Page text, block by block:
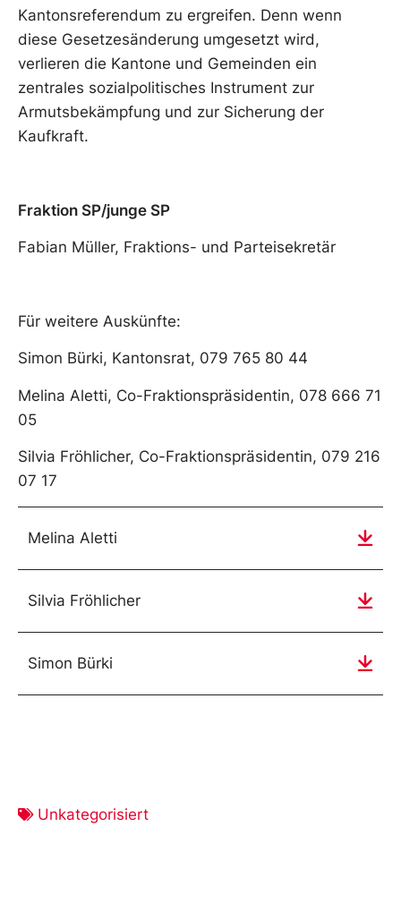
Kantonsreferendum zu ergreifen. Denn wenn
diese Gesetzesänderung umgesetzt wird,
verlieren die Kantone und Gemeinden ein
zentrales sozialpolitisches Instrument zur
Armutsbekämpfung und zur Sicherung der
Kaufkraft.
Fraktion SP/junge SP
Fabian Müller, Fraktions- und Parteisekretär
Für weitere Auskünfte:
Simon Bürki, Kantonsrat, 079 765 80 44
Melina Aletti, Co-Fraktionspräsidentin, 078 666 71
05
Silvia Fröhlicher, Co-Fraktionspräsidentin, 079 216
07 17
Melina Aletti
Silvia Fröhlicher
Simon Bürki
Unkategorisiert